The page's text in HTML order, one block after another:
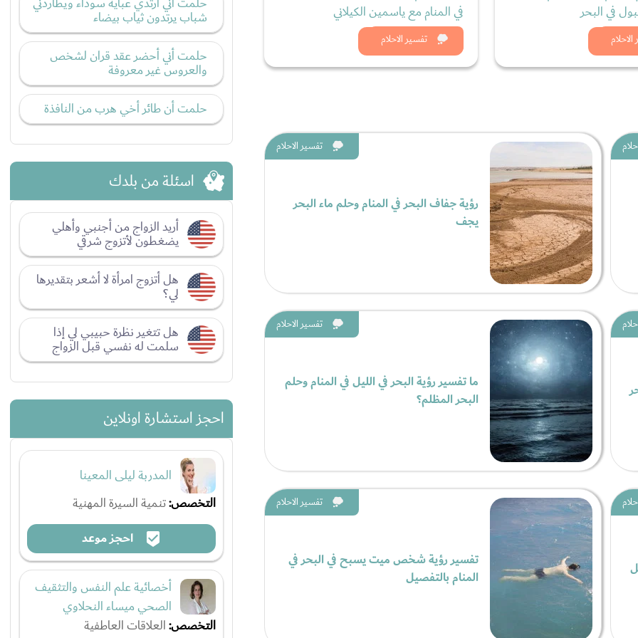
في البحر
الان
تفسير الاحلام
في المنام مع ياسمين الكيلاني
شاهد الان
تفسير الاحلام
رؤية جفاف البحر في المنام وحلم ماء البحر
يجف
تفسير الاحلام
ما تفسير رؤية البحر في الليل في المنام وحلم
البحر المظلم؟
تفسير الاحلام
تفسير رؤية شخص ميت يسبح في البحر في
المنام بالتفصيل
شباب يرتدون ثياب بيضاء
حلمت أني أحضر عقد قران لشخص
والعروس غير معروفة
حلمت أن طائر أخي هرب من النافذة
اسئلة من بلدك
أريد الزواج من أجنبي وأهلي
يضغطون لأتزوج شرقي
هل أتزوج امرأة لا أشعر بتقديرها
لي؟
هل تتغير نظرة حبيبي لي إذا
سلمت له نفسي قبل الزواج
احجز استشارة اونلاين
المدربة ليلى المعينا
التخصص:تنمية السيرة المهنية
احجز موعد
أخصائية علم النفس والتثقيف
الصحي ميساء النحلاوي
التخصص:العلاقات العاطفية